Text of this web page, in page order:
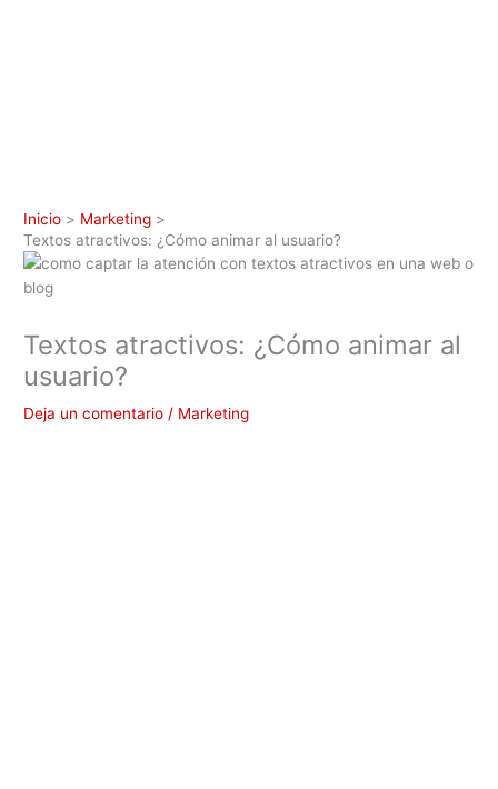
Inicio
Marketing
Textos atractivos: ¿Cómo animar al usuario?
Textos atractivos: ¿Cómo animar al
usuario?
Deja un comentario / Marketing